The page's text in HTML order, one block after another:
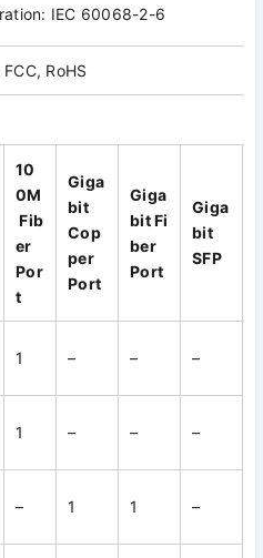
IEC 60068-2-6
FCC, RoHS
10
0M
Fib
er
Por
t
Giga
bit
Cop
per
Port
Giga
bitFi
ber
Port
Giga
bit
SFP
1 – – –
1 – – –
– 1 1 –